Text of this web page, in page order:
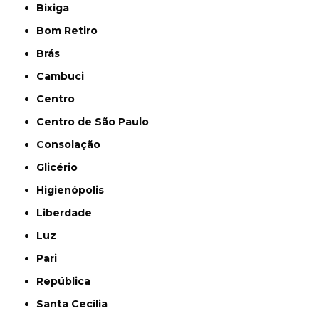
Bixiga
Bom Retiro
Brás
Cambuci
Centro
Centro de São Paulo
Consolação
Glicério
Higienópolis
Liberdade
Luz
Pari
República
Santa Cecília